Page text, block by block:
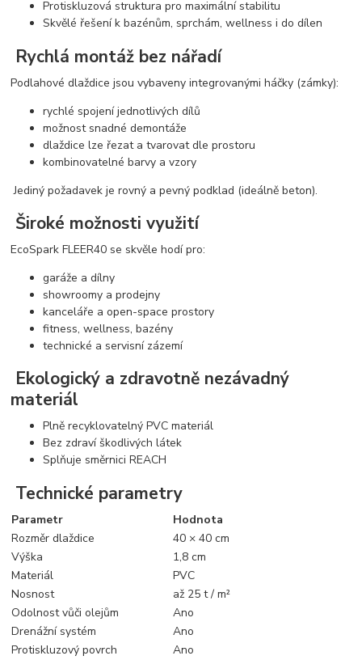
Protiskluzová struktura pro maximální stabilitu
Skvělé řešení k bazénům, sprchám, wellness i do dílen
Rychlá montáž bez nářadí
Podlahové dlaždice jsou vybaveny integrovanými háčky (zámky):
rychlé spojení jednotlivých dílů
možnost snadné demontáže
dlaždice lze řezat a tvarovat dle prostoru
kombinovatelné barvy a vzory
Jediný požadavek je rovný a pevný podklad (ideálně beton).
Široké možnosti využití
EcoSpark FLEER40 se skvěle hodí pro:
garáže a dílny
showroomy a prodejny
kanceláře a open-space prostory
fitness, wellness, bazény
technické a servisní zázemí
Ekologický a zdravotně nezávadný
materiál
Plně recyklovatelný PVC materiál
Bez zdraví škodlivých látek
Splňuje směrnici REACH
Technické parametry
Parametr
Hodnota
Rozměr dlaždice
40 × 40 cm
Výška
1,8 cm
Materiál
PVC
Nosnost
až 25 t / m²
Odolnost vůči olejům
Ano
Drenážní systém
Ano
Protiskluzový povrch
Ano